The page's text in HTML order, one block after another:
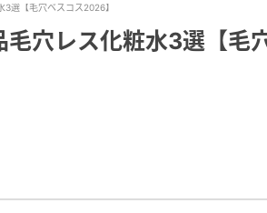
選【毛穴ベスコス2026】
穴レス化粧水3選【毛